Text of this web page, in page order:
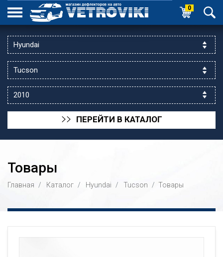
0
>> ПЕРЕЙТИ В КАТАЛОГ
Товары
Главная Каталог Hyundai Tucson Товары